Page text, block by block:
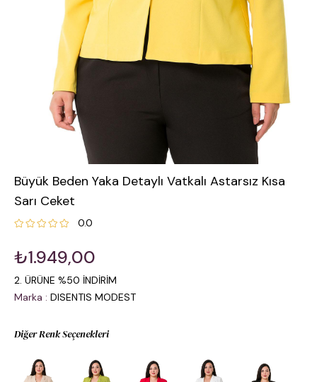
Büyük Beden Yaka Detaylı Vatkalı Astarsız Kısa
Sarı Ceket
0.0
₺1.949,00
2. ÜRÜNE %50 İNDİRİM
Marka : DISENTIS MODEST
Diğer Renk Seçenekleri